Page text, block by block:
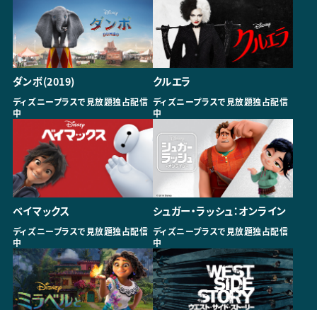
ダンボ(2019)
ディズニープラスで見放題独占配信
中
クルエラ
ディズニープラスで見放題独占配信
中
ベイマックス
ディズニープラスで見放題独占配信
中
シュガー・ラッシュ：オンライン
ディズニープラスで見放題独占配信
中